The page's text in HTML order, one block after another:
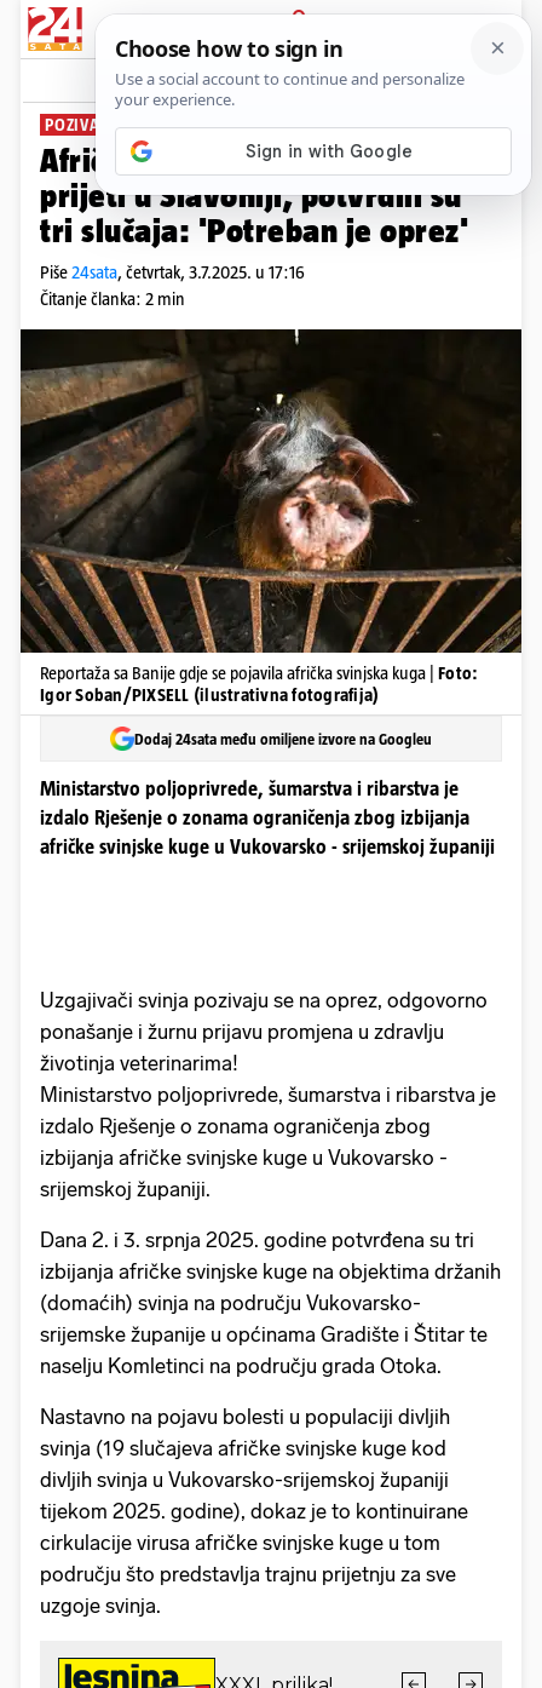
PRIJAVA
News Komentari
POZIVAJU NA OPREZ
Afrička svinjska kuga ponovno
prijeti u Slavoniji, potvrdili su
tri slučaja: 'Potreban je oprez'
Piše24sata, četvrtak, 3.7.2025. u 17:16
Čitanje članka: 2 min
Reportaža sa Banije gdje se pojavila afrička svinjska kuga | Foto:
Igor Soban/PIXSELL (ilustrativna fotografija)
Dodaj 24sata među omiljene izvore na Googleu
Ministarstvo poljoprivrede, šumarstva i ribarstva je
izdalo Rješenje o zonama ograničenja zbog izbijanja
afričke svinjske kuge u Vukovarsko - srijemskoj županiji
Uzgajivači svinja pozivaju se na oprez, odgovorno
ponašanje i žurnu prijavu promjena u zdravlju
životinja veterinarima!
Ministarstvo poljoprivrede, šumarstva i ribarstva je
izdalo Rješenje o zonama ograničenja zbog
izbijanja afričke svinjske kuge u Vukovarsko -
srijemskoj županiji.
Dana 2. i 3. srpnja 2025. godine potvrđena su tri
izbijanja afričke svinjske kuge na objektima držanih
(domaćih) svinja na području Vukovarsko-
srijemske županije u općinama Gradište i Štitar te
naselju Komletinci na području grada Otoka.
Nastavno na pojavu bolesti u populaciji divljih
svinja (19 slučajeva afričke svinjske kuge kod
divljih svinja u Vukovarsko-srijemskoj županiji
tijekom 2025. godine), dokaz je to kontinuirane
cirkulacije virusa afričke svinjske kuge u tom
području što predstavlja trajnu prijetnju za sve
uzgoje svinja.